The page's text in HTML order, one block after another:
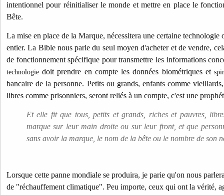
intentionnel pour réinitialiser le monde et mettre en place le
Bête.
La mise en place de la Marque, nécessitera une certaine technologie
entier. La Bible nous parle du seul moyen d'acheter et de vendre,
de fonctionnement spécifique pour transmettre les informations
technologie doit prendre en compte les données biométriques et
bancaire de la personne. Petits ou grands, enfants comme
libres comme prisonniers, seront reliés à un compte, c'est une
Et elle fit que tous, petits et grands, riches et pauvres,
marque sur leur main droite ou sur leur front, et que
sans avoir la marque, le nom de la bête ou le nombre de son
Lorsque cette panne mondiale se produira, je parie qu'on nous
de "réchauffement climatique". Peu importe, ceux qui ont la vérité,